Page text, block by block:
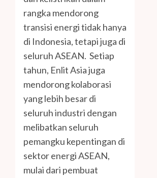
rangka mendorong
transisi energi tidak hanya
di Indonesia, tetapi juga di
seluruh ASEAN. Setiap
tahun, Enlit Asia juga
mendorong kolaborasi
yang lebih besar di
seluruh industri dengan
melibatkan seluruh
pemangku kepentingan di
sektor energi ASEAN,
mulai dari pembuat